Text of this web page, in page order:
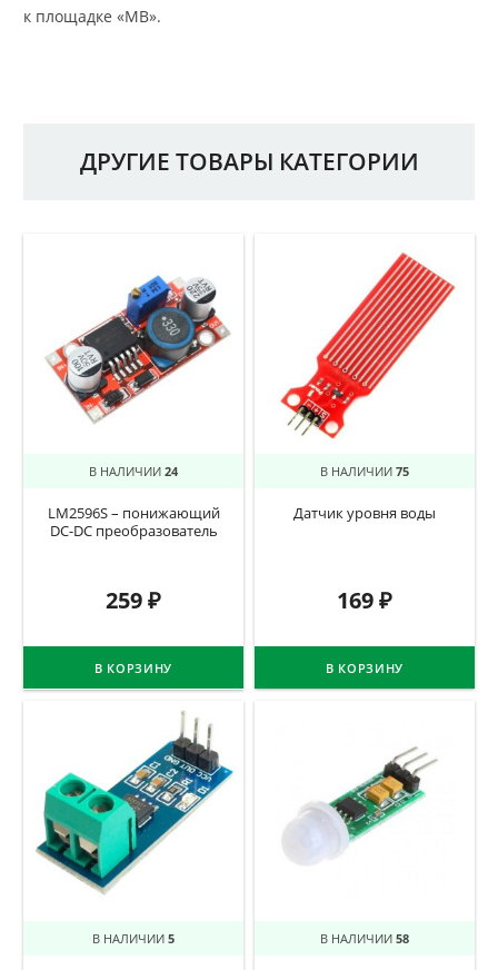
к площадке «MB».
ДРУГИЕ ТОВАРЫ КАТЕГОРИИ
В НАЛИЧИИ 24
LM2596S – понижающий
DC-DC преобразователь
259₽
В КОРЗИНУ
В НАЛИЧИИ 75
Датчик уровня воды
169₽
В КОРЗИНУ
В НАЛИЧИИ 5 В НАЛИЧИИ 58